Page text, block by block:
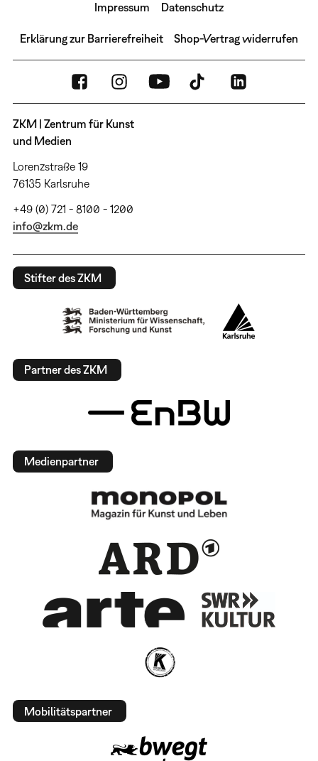
Impressum Datenschutz
Erklärung zur Barrierefreiheit Shop-Vertrag widerrufen
ZKM | Zentrum für Kunst
und Medien
Lorenzstraße 19
76135 Karlsruhe
+49 (0) 721 - 8100 - 1200
info@zkm.de
Stifter des ZKM
Partner des ZKM
Medienpartner
Mobilitätspartner